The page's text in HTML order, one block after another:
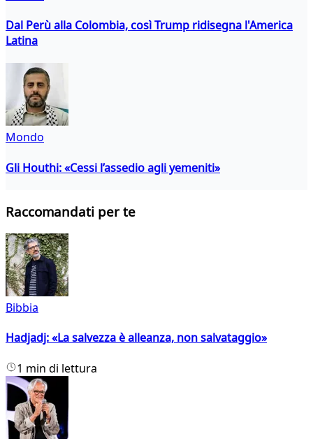
Dal Perù alla Colombia, così Trump ridisegna l'America
Latina
Mondo
Gli Houthi: «Cessi l’assedio agli yemeniti»
Raccomandati per te
Bibbia
Hadjadj: «La salvezza è alleanza, non salvataggio»
1 min di lettura